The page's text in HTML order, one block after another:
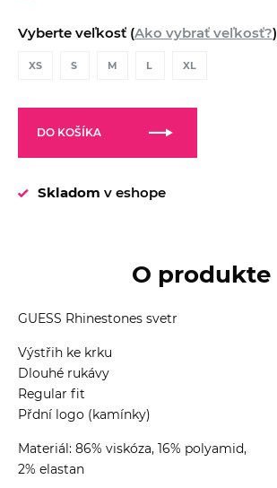
Vyberte veľkosť (Ako vybrať veľkosť?)
XS S M L XL
DO KOŠÍKA
Skladom v eshope
O produkte
GUESS Rhinestones svetr
Výstřih ke krku
Dlouhé rukávy
Regular fit
Přdní logo (kamínky)
Materiál: 86% viskóza, 16% polyamid,
2% elastan